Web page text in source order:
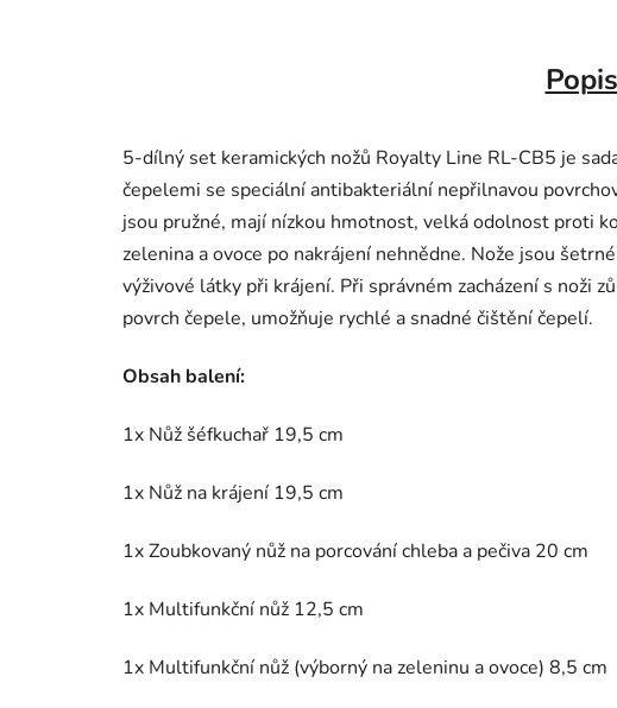
Popis
5-dílný set keramických nožů Royalty Line RL-CB5 je
čepelemi se speciální antibakteriální nepřilnavou
jsou pružné, mají nízkou hmotnost, velká odolnost proti
zelenina a ovoce po nakrájení nehnědne. Nože jsou
výživové látky při krájení. Při správném zacházení s noži
povrch čepele, umožňuje rychlé a snadné čištění čepelí.
Obsah balení:
1x Nůž šéfkuchař 19,5 cm
1x Nůž na krájení 19,5 cm
1x Zoubkovaný nůž na porcování chleba a pečiva 20 cm
1x Multifunkční nůž 12,5 cm
1x Multifunkční nůž (výborný na zeleninu a ovoce) 8,5 cm